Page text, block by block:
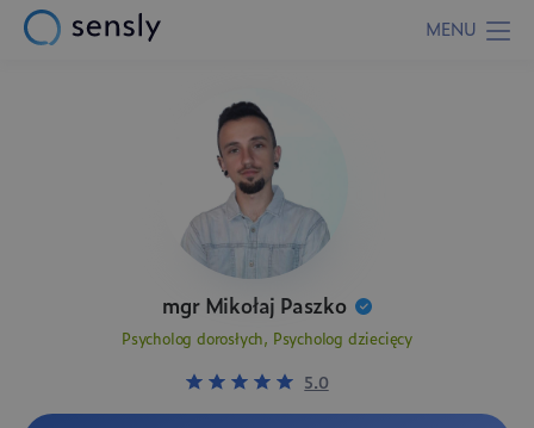
MENU
mgr Mikołaj Paszko
Psycholog dorosłych, Psycholog dziecięcy
5.0